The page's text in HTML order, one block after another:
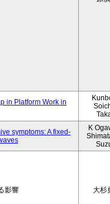
in Platform Work in
symptoms: A fixed-
K
影響 大杉